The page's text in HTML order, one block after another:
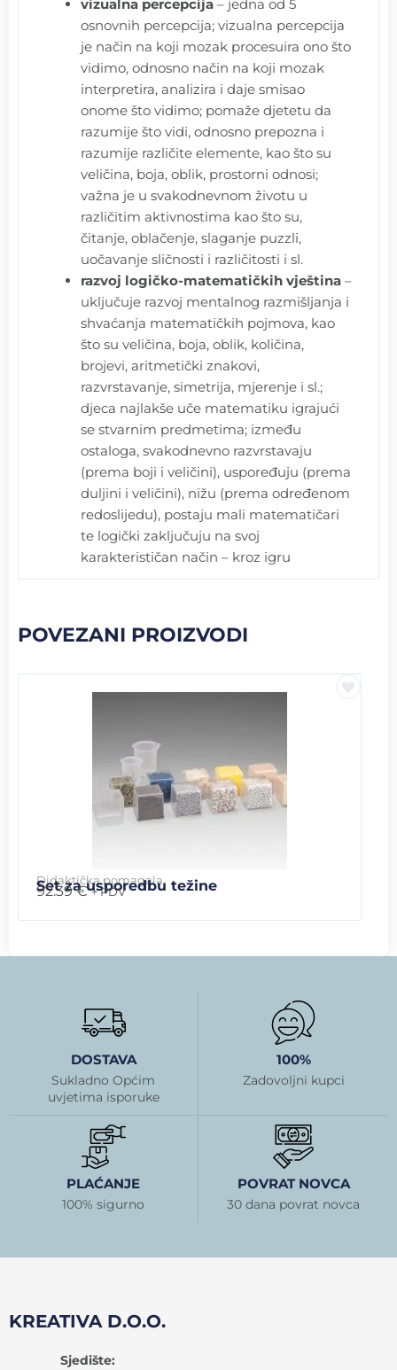
vizualna percepcija – jedna od 5
osnovnih percepcija; vizualna percepcija
je način na koji mozak procesuira ono što
vidimo, odnosno način na koji mozak
interpretira, analizira i daje smisao
onome što vidimo; pomaže djetetu da
razumije što vidi, odnosno prepozna i
razumije različite elemente, kao što su
veličina, boja, oblik, prostorni odnosi;
važna je u svakodnevnom životu u
različitim aktivnostima kao što su,
čitanje, oblačenje, slaganje puzzli,
uočavanje sličnosti i različitosti i sl.
razvoj logičko-matematičkih vještina –
uključuje razvoj mentalnog razmišljanja i
shvaćanja matematičkih pojmova, kao
što su veličina, boja, oblik, količina,
brojevi, aritmetički znakovi,
razvrstavanje, simetrija, mjerenje i sl.;
djeca najlakše uče matematiku igrajući
se stvarnim predmetima; između
ostaloga, svakodnevno razvrstavaju
(prema boji i veličini), uspoređuju (prema
duljini i veličini), nižu (prema određenom
redoslijedu), postaju mali matematičari
te logički zaključuju na svoj
karakterističan način – kroz igru
POVEZANI PROIZVODI
Didaktička pomagala
Set za usporedbu težine
92.39€ + PDV
DOSTAVA
Sukladno Općim
uvjetima isporuke
100%
Zadovoljni kupci
PLAĆANJE
100% sigurno
POVRAT NOVCA
30 dana povrat novca
KREATIVA D.O.O.
Sjedište: